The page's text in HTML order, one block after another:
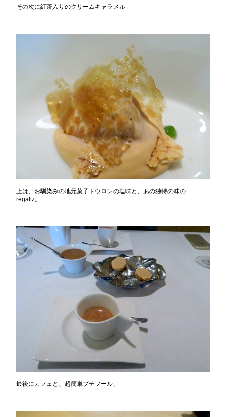
その次に紅茶入りのクリームキャラメル
上は、お馴染みの地元菓子トウロンの塩味と、あの独特の味の
regaliz。
最後にカフェと、超簡単プチフール。